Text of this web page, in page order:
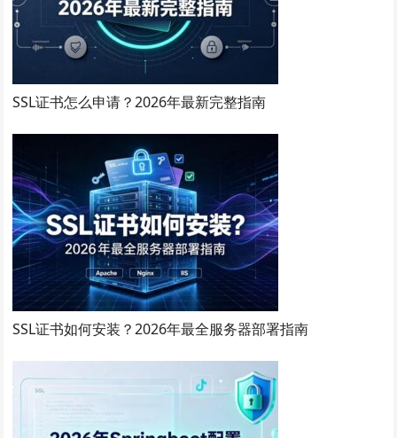
SSL证书怎么申请？2026年最新完整指南
SSL证书如何安装？2026年最全服务器部署指南